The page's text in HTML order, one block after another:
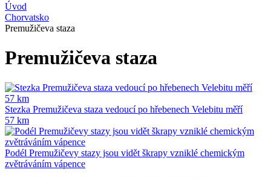
Úvod
Chorvatsko
Premužičeva staza
Premužičeva staza
Stezka Premužičeva staza vedoucí po hřebenech Velebitu měří
57 km
Podél Premužičevy stazy jsou vidět škrapy vzniklé chemickým
zvětráváním vápence